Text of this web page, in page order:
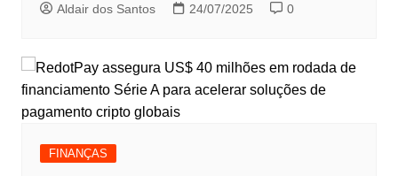
Aldair dos Santos 24/07/2025 0
FINANÇAS